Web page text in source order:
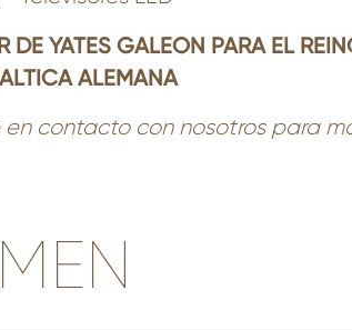
YATES GALEON PARA EL
ALEMANA
contacto con nosotros para